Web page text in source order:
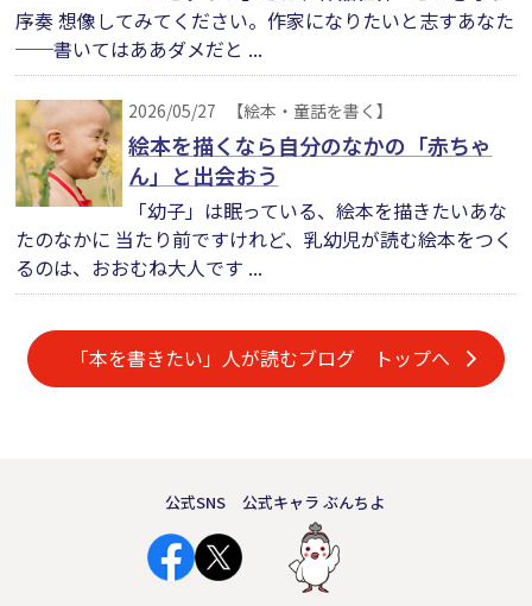
序奏 想像してみてください。作家になりたいと志すあなた
──書いてはああダメだと ...
2026/05/27 【絵本・童話を書く】
絵本を描くなら自分のなかの「赤ちゃ
ん」と出会おう
「幼子」は眠っている、絵本を描きたいあな
たのなかに 当たり前ですけれど、乳幼児が読む絵本をつく
るのは、おおむね大人です ...
「本を書きたい」人が読むブログ トップへ
公式SNS 公式キャラ ぶんちよ